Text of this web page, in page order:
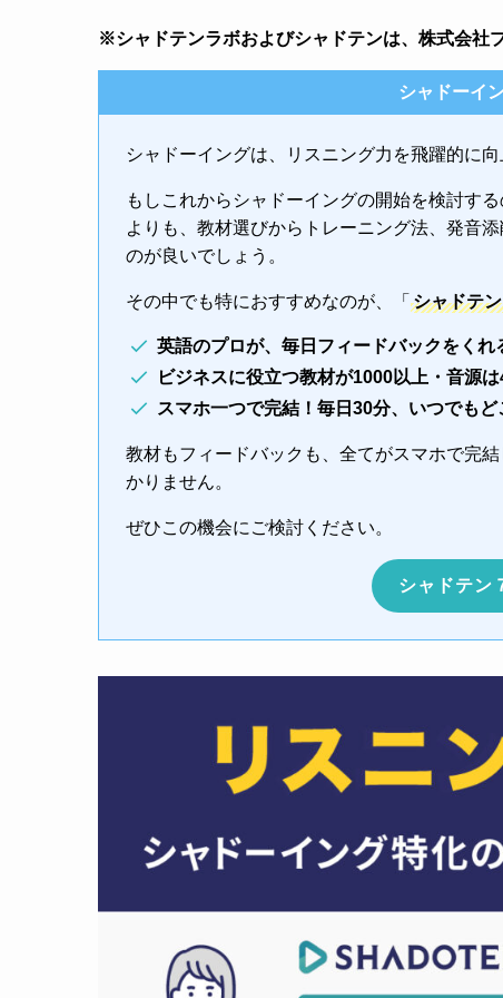
※シャドテンラボおよびシャドテンは、株式会社
シャドーイ
シャドーイングは、リスニング力を飛躍的に向
もしこれからシャドーイングの開始を検討す
よりも、教材選びからトレーニング法、発音
のが良いでしょう。
その中でも特におすすめなのが、「 シャドテン
英語のプロが、毎日フィードバックをくれ
ビジネスに役立つ教材が1000以上・音源
スマホ一つで完結！毎日30分、いつでも
教材もフィードバックも、全てがスマホで完
かりません。
ぜひこの機会にご検討ください。
シャドテン